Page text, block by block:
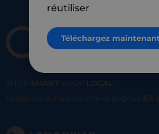
SHOP SMART SHOP
LOCAL
Faites vos achats en ville et gagnez 5%
réutiliser
Téléchargez maintenant